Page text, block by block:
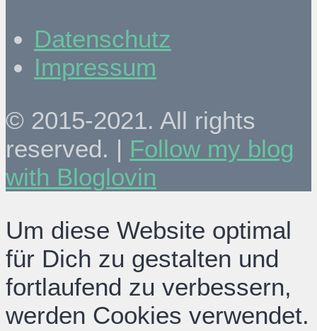
Datenschutz
Impressum
© 2015-2021. All rights
reserved. | Follow my blog
with Bloglovin
Um diese Website optimal
für Dich zu gestalten und
fortlaufend zu verbessern,
werden Cookies verwendet.